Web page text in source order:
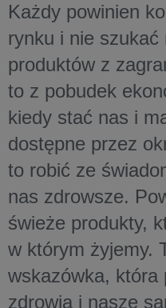
Każdy powinien
rynku i nie szukać
produktów z
to z pobudek
kiedy stać nas i
dostępne przez
to robić ze
nas zdrowsze.
świeże produkty,
w którym żyjemy.
wskazówka, która
zdrowia i nasze